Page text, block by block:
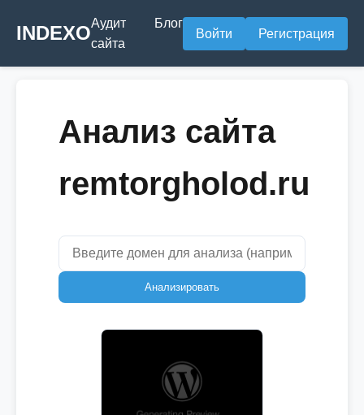
INDEXOАудит
сайта
Блог
Войти Регистрация
Анализ сайта
remtorgholod.ru
Анализировать